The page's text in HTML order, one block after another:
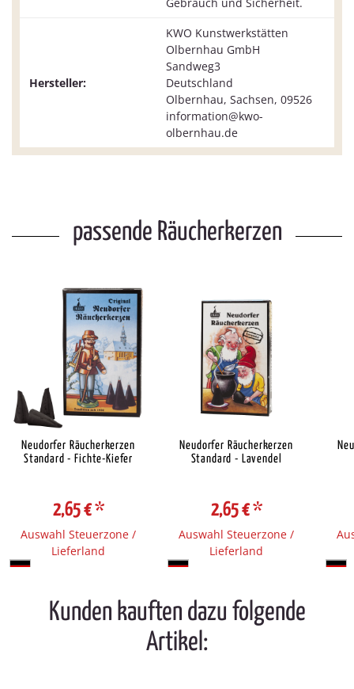
Hersteller:
KWO Kunstwerkstätten
Olbernhau GmbH
Sandweg3
Deutschland
Olbernhau, Sachsen, 09526
information@kwo-
olbernhau.de
passende Räucherkerzen
Neudorfer Räucherkerzen
Standard - Fichte-Kiefer
2,65 €*
Auswahl Steuerzone /
Lieferland
Neudorfer Räucherkerzen
Standard - Lavendel
2,65 €*
Auswahl Steuerzone /
Lieferland
Kunden kauften dazu folgende
Artikel: